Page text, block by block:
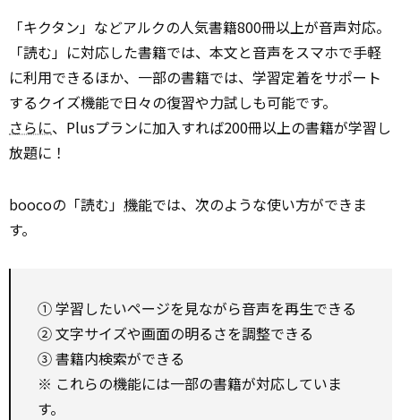
「キクタン」などアルクの人気書籍800冊以上が音声対応。
「読む」に対応した書籍では、本文と音声をスマホで手軽
に利用できるほか、一部の書籍では、学習定着をサポート
するクイズ機能で日々の復習や力試しも可能です。
さらに、Plusプランに加入すれば200冊以上の書籍が学習し
放題に！
boocoの「読む」 機能では、次のような使い方ができま
す。
① 学習したいページを見ながら音声を再生できる
② 文字サイズや画面の明るさを調整できる
③ 書籍内検索ができる
※ これらの機能には一部の書籍が対応していま
す。